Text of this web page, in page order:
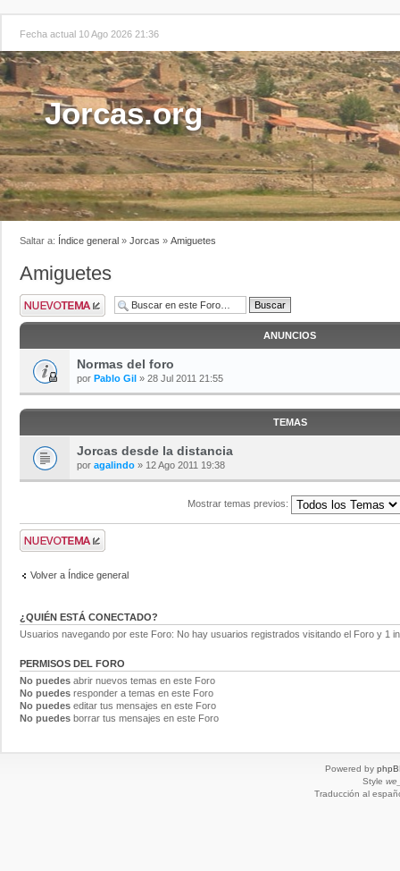
Fecha actual 10 Ago 2026 21:36
Jorcas.org
Saltar a: Índice general » Jorcas » Amiguetes
Amiguetes
ANUNCIOS
Normas del foro
por Pablo Gil » 28 Jul 2011 21:55
TEMAS
Jorcas desde la distancia
por agalindo » 12 Ago 2011 19:38
Mostrar temas previos:
Volver a Índice general
¿QUIÉN ESTÁ CONECTADO?
Usuarios navegando por este Foro: No hay usuarios registrados visitando el Foro y 1
PERMISOS DEL FORO
No puedes abrir nuevos temas en este Foro
No puedes responder a temas en este Foro
No puedes editar tus mensajes en este Foro
No puedes borrar tus mensajes en este Foro
Powered by
Style
Traducción al